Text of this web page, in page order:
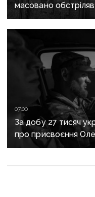
масовано
07:00
За добу 27 тисяч
про присвоєння
України посмертно